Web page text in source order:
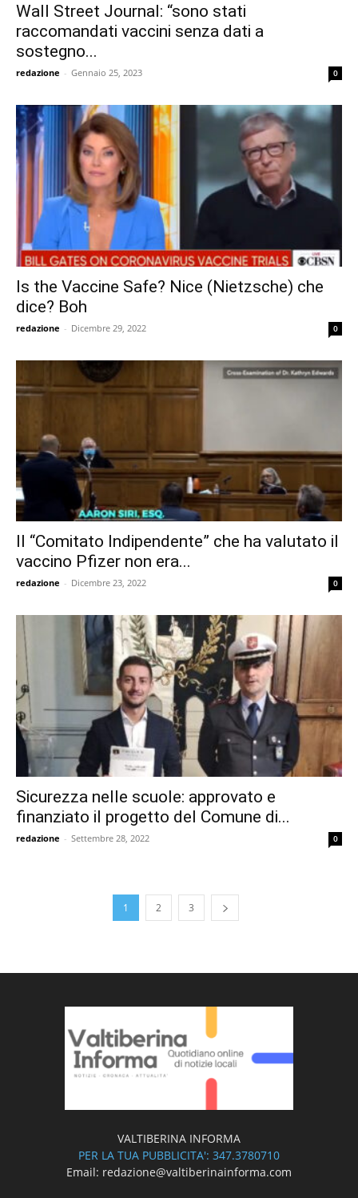
Wall Street Journal: “sono stati
raccomandati vaccini senza dati a
sostegno...
redazione - Gennaio 25, 2023 0
Is the Vaccine Safe? Nice (Nietzsche) che
dice? Boh
redazione - Dicembre 29, 2022 0
Il “Comitato Indipendente” che ha valutato il
vaccino Pfizer non era...
redazione - Dicembre 23, 2022 0
Sicurezza nelle scuole: approvato e
finanziato il progetto del Comune di...
redazione - Settembre 28, 2022 0
1 2 3
VALTIBERINA INFORMA
PER LA TUA PUBBLICITA': 347.3780710
Email: redazione@valtiberinainforma.com